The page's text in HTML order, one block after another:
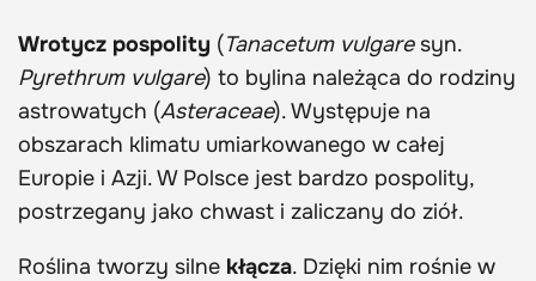
Wrotycz pospolity (Tanacetum vulgaresyn.
Pyrethrum vulgare) to bylina należąca do rodziny
astrowatych (Asteraceae). Występuje na
obszarach klimatu umiarkowanego w całej
Europie i Azji. W Polsce jest bardzo pospolity,
postrzegany jako chwast i zaliczany do ziół.
Roślina tworzy silne kłącza. Dzięki nim rośnie w